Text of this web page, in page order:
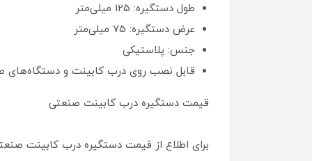
طول دستگیره: 125 میل‎ی‌‎متر
عرض دستگیره: 75 میلی‌متر
جنس: پلاستیکی
قابل نصب روی درب کابینت و دستگاه‌های
قیمت دستگیره درب کابینت صنعتی
برای اطلاع از قیمت دستگیره درب کابینت